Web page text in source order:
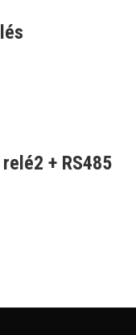
+ RS485